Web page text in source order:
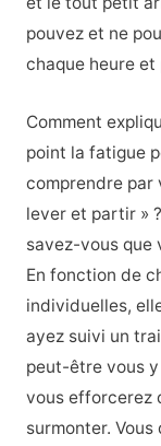
pouvez et ne
chaque heure
Comment
point la fatigue
comprendre par
lever et partir »
savez-vous que
En fonction de
individuelles,
ayez suivi un
peut-être vous
vous efforcerez
surmonter. Vous